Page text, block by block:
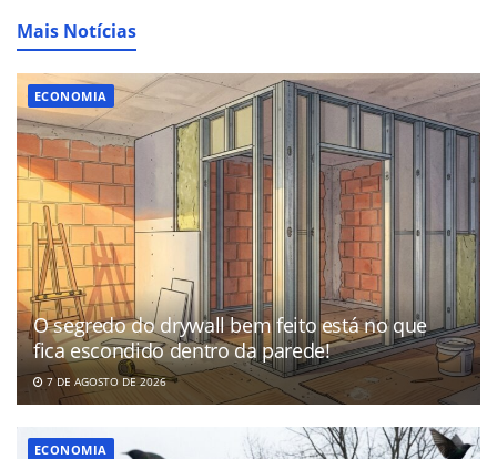
Mais Notícias
ECONOMIA
O segredo do drywall bem feito está no que
fica escondido dentro da parede!
7 DE AGOSTO DE 2026
ECONOMIA